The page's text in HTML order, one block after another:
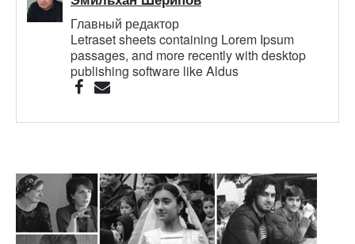
Главный редактор
Letraset sheets containing Lorem Ipsum
passages, and more recently with desktop
publishing software like Aldus